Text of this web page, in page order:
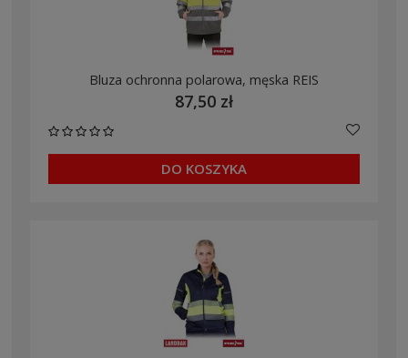
Bluza ochronna polarowa, męska REIS
87,50 zł
DO KOSZYKA